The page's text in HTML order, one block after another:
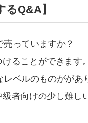
るQ&A】
っていますか？
ることができます。
ベルのものががあ
者向けの少し難し